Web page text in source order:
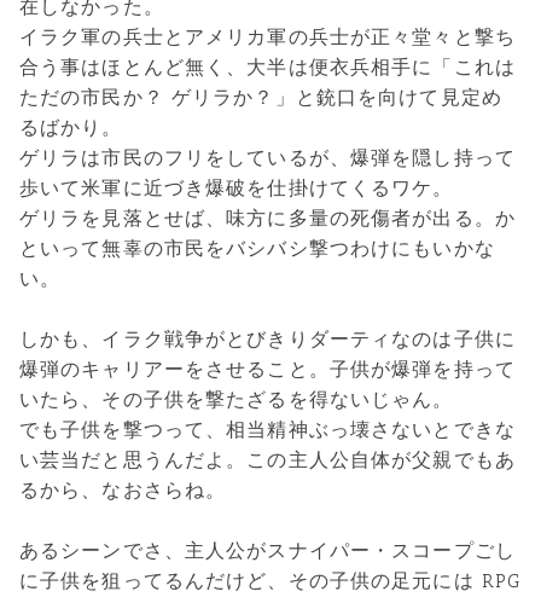
在しなかった。
イラク軍の兵士とアメリカ軍の兵士が正々堂々と撃ち
合う事はほとんど無く、大半は便衣兵相手に「これは
ただの市民か？ ゲリラか？」と銃口を向けて見定め
るばかり。
ゲリラは市民のフリをしているが、爆弾を隠し持って
歩いて米軍に近づき爆破を仕掛けてくるワケ。
ゲリラを見落とせば、味方に多量の死傷者が出る。か
といって無辜の市民をバシバシ撃つわけにもいかな
い。
しかも、イラク戦争がとびきりダーティなのは子供に
爆弾のキャリアーをさせること。子供が爆弾を持って
いたら、その子供を撃たざるを得ないじゃん。
でも子供を撃つって、相当精神ぶっ壊さないとできな
い芸当だと思うんだよ。この主人公自体が父親でもあ
るから、なおさらね。
あるシーンでさ、主人公がスナイパー・スコープごし
に子供を狙ってるんだけど、その子供の足元には RPG